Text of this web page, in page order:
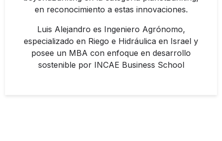
en reconocimiento a estas innovaciones.
Luis Alejandro es Ingeniero Agrónomo,
especializado en Riego e Hidráulica en Israel y
posee un MBA con enfoque en desarrollo
sostenible por INCAE Business School